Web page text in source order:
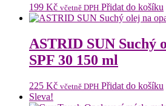
199 Kč včetně DPH Přidat do košíku
ASTRID SUN Suchý
SPF 30 150 ml
225 Kč včetně DPH Přidat do košíku
Sleva!